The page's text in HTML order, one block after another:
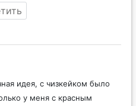
идея, с чизкейком было
у меня с красным